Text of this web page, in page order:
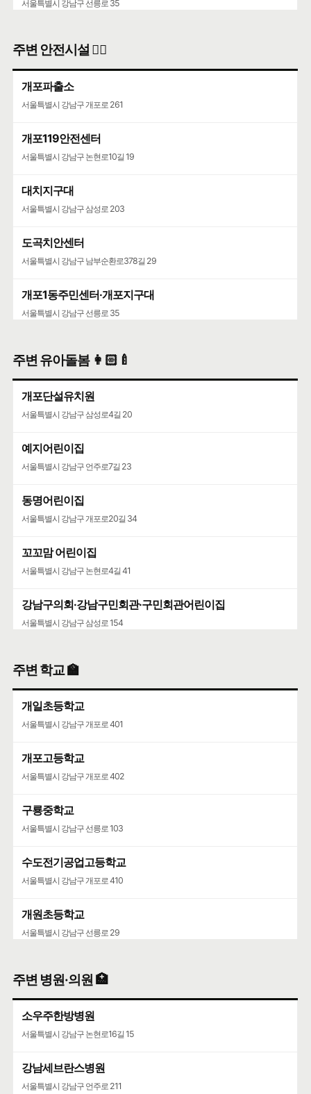
서울특별시 강남구 선릉로 35
주변 안전시설 👮‍♀️
개포파출소
서울특별시 강남구 개포로 261
개포119안전센터
서울특별시 강남구 논현로10길 19
대치지구대
서울특별시 강남구 삼성로 203
도곡치안센터
서울특별시 강남구 남부순환로378길 29
개포1동주민센터·개포지구대
서울특별시 강남구 선릉로 35
주변 유아돌봄 👩🏻‍🍼
개포단설유치원
서울특별시 강남구 삼성로4길 20
예지어린이집
서울특별시 강남구 언주로7길 23
동명어린이집
서울특별시 강남구 개포로20길 34
꼬꼬맘 어린이집
서울특별시 강남구 논현로4길 41
강남구의회·강남구민회관·구민회관어린이집
서울특별시 강남구 삼성로 154
서울특별시 서초구 언남16길 37
주변 학교 🏫
개일초등학교
서울특별시 강남구 개포로 401
개포고등학교
서울특별시 강남구 개포로 402
구룡중학교
서울특별시 강남구 선릉로 103
수도전기공업고등학교
서울특별시 강남구 개포로 410
개원초등학교
서울특별시 강남구 선릉로 29
주변 병원·의원 🏥
소우주한방병원
서울특별시 강남구 논현로16길 15
강남세브란스병원
서울특별시 강남구 언주로 211